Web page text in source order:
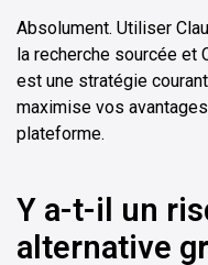
Absolument. Utiliser
la recherche sourcée et
est une stratégie
maximise vos
plateforme.
Y a-t-il un
alternative